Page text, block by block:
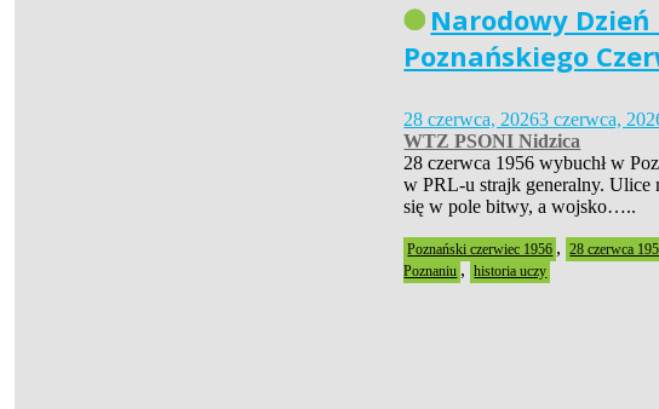
Narodowy Dzień
Poznańskiego
28 czerwca, 20263 czerwca,
WTZ PSONI Nidzica
28 czerwca 1956 wybuchł w
w PRL-u strajk generalny. Ulice
się w pole bitwy, a wojsko…..
Poznański czerwiec 1956 , 28 czerwca
Poznaniu , historia uczy